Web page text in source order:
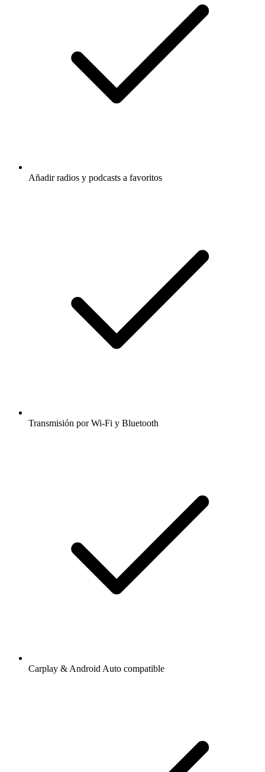
Añadir radios y podcasts a favoritos
Transmisión por Wi-Fi y Bluetooth
Carplay & Android Auto compatible